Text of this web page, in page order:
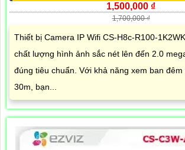
1,500,000 ₫
1,700,000 ₫
Thiết bị Camera IP Wifi CS-H8c-R100-
chất lượng hình ảnh sắc nét lên đến 2.0
đúng tiêu chuẩn. Với khả năng xem ban
30m, bạn...